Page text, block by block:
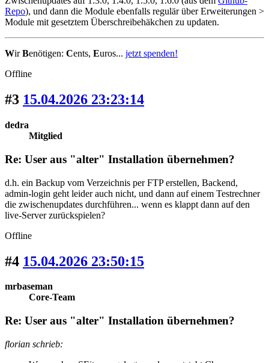
Repo), und dann die Module ebenfalls regulär über Erweiterungen >
Module mit gesetztem Überschreibehäkchen zu updaten.
WirBenötigen: Cents, Euros... jetzt spenden!
Offline
#3 15.04.2026 23:23:14
dedra
Mitglied
Re: User aus "alter" Installation übernehmen?
d.h. ein Backup vom Verzeichnis per FTP erstellen, Backend,
admin-login geht leider auch nicht, und dann auf einem Testrechner
die zwischenupdates durchführen... wenn es klappt dann auf den
live-Server zurückspielen?
Offline
#4 15.04.2026 23:50:15
mrbaseman
Core-Team
Re: User aus "alter" Installation übernehmen?
florian schrieb: